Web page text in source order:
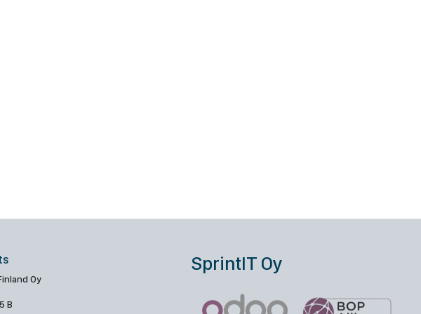
Oy
B
SprintIT Oy